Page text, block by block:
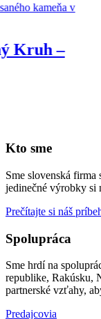
Kto sme
Sme slovenská
jedinečné výrobky si
Prečítajte si náš
Spolupráca
Sme hrdí na
republike, Rakúsku,
partnerské vzťahy,
Predajcovia